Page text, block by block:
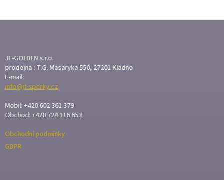
A
T
JF-GOLDEN s.r.o.
prodejna : T.G. Masaryka 550, 27201 Kladno
E-mail:
info@jf-sperky.cz
Mobil: +420 602 361 379
Obchod: +420 724 116 653
Obchodní podmínky
GDPR